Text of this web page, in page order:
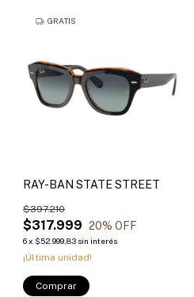
GRATIS
RAY-BAN STATE STREET
$317.999
$397.210
20% OFF
6x $52.999,83 sin interés
¡Última unidad!
Comprar